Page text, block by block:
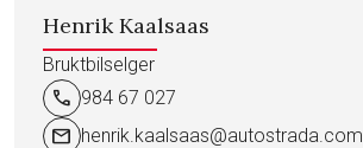
Henrik Kaalsaas
Bruktbilselger
call 984 67 027
mail henrik.kaalsaas@autostrada.com